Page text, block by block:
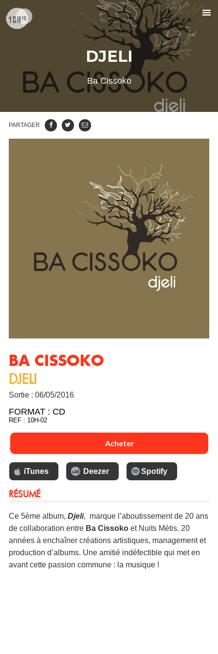
DJELI
Ba Cissoko
PARTAGER
BA CISSOKO
DJELI
Sortie : 06/05/2016
FORMAT : CD
REF : 10H-02
13 € Acheter
iTunes Deezer Spotify
RÉSUMÉ
Ce 5ème album, Djeli, marque l’aboutissement de 20 ans
de collaboration entre Ba Cissokoet Nuits Métis. 20
années à enchaîner créations artistiques, management et
production d’albums. Une amitié indéfectible qui met en
avant cette passion commune : la musique !